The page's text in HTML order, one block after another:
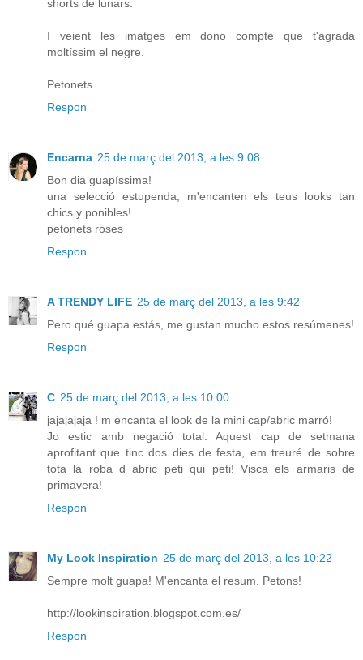
shorts de lunars.
I veient les imatges em dono compte que t'agrada
moltíssim el negre.
Petonets.
Respon
Encarna 25 de març del 2013, a les 9:08
Bon dia guapíssima!
una selecció estupenda, m'encanten els teus looks tan
chics y ponibles!
petonets roses
Respon
A TRENDY LIFE 25 de març del 2013, a les 9:42
Pero qué guapa estás, me gustan mucho estos resúmenes!
Respon
C 25 de març del 2013, a les 10:00
jajajajaja ! m encanta el look de la mini cap/abric marró!
Jo estic amb negació total. Aquest cap de setmana
aprofitant que tinc dos dies de festa, em treuré de sobre
tota la roba d abric peti qui peti! Visca els armaris de
primavera!
Respon
My Look Inspiration 25 de març del 2013, a les 10:22
Sempre molt guapa! M'encanta el resum. Petons!
http://lookinspiration.blogspot.com.es/
Respon